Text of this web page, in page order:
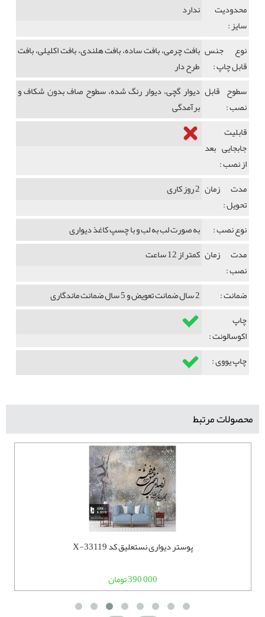
محدودیت
سایز :
ندارد
نوع جنس
قابل چاپ :
بافت چرمی، بافت ساده، بافت هلندی، بافت اکلیلی، بافت
طرح دار
سطوح قابل
نصب :
دیوار گچی، دیوار رنگ شده، سطوح صاف بدون شکاف و
برآمدگی
قابلیت
جابجایی بعد
از نصب :
مدت زمان
تحویل :
2 روز کاری
نوع نصب :
به صورت لب به لب و با چسپ کاغذ دیواری
مدت زمان
نصب :
کمتر از 12 ساعت
ضمانت :
2 سال ضمانت تعویض و 5 سال ضمانت ماندگاری
چاپ
اکوسالونت :
چاپ یووی :
محصولات مرتبط
پوستر دیواری نستعلیق کد X-33119
390,000 تومان